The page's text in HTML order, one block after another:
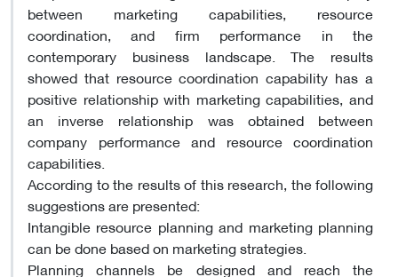
between marketing capabilities, resource
coordination, and firm performance in the
contemporary business landscape. The results
showed that resource coordination capability has a
positive relationship with marketing capabilities, and
an inverse relationship was obtained between
company performance and resource coordination
capabilities.
According to the results of this research, the following
suggestions are presented:
Intangible resource planning and marketing planning
can be done based on marketing strategies.
Planning channels be designed and reach the